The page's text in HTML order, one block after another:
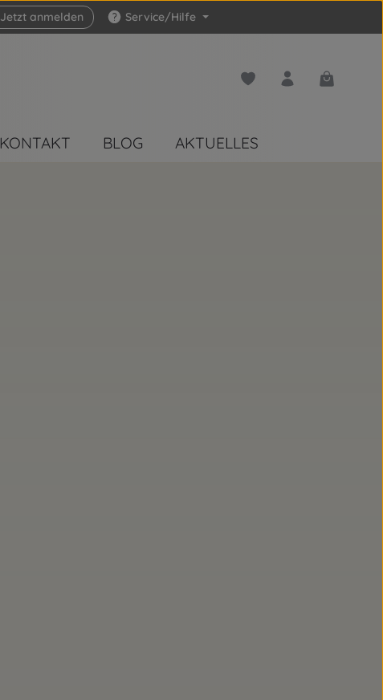
Jetzt anmelden Service/Hilfe
Du hast 0 Produkte auf
KONTAKT BLOG AKTUELLES